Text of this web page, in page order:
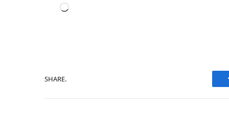
Carregando...
SHARE.